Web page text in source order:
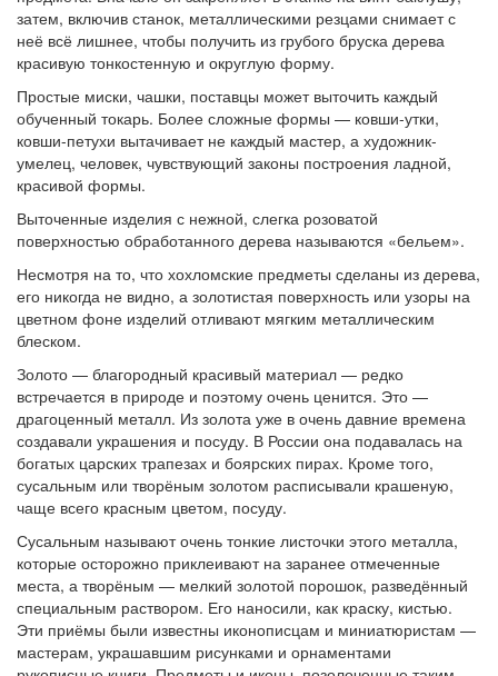
затем, включив станок, металлическими резцами снимает с
неё всё лишнее, чтобы получить из грубого бруска дерева
красивую тонкостенную и округлую форму.
Простые миски, чашки, поставцы может выточить каждый
обученный токарь. Более сложные формы — ковши-утки,
ковши-петухи вытачивает не каждый мастер, а художник-
умелец, человек, чувствующий законы построения ладной,
красивой формы.
Выточенные изделия с нежной, слегка розоватой
поверхностью обработанного дерева называются «бельем».
Несмотря на то, что хохломские предметы сделаны из дерева,
его никогда не видно, а золотистая поверхность или узоры на
цветном фоне изделий отливают мягким металлическим
блеском.
Золото — благородный красивый материал — редко
встречается в природе и поэтому очень ценится. Это —
драгоценный металл. Из золота уже в очень давние времена
создавали украшения и посуду. В России она подавалась на
богатых царских трапезах и боярских пирах. Кроме того,
сусальным или творёным золотом расписывали крашеную,
чаще всего красным цветом, посуду.
Сусальным называют очень тонкие листочки этого металла,
которые осторожно приклеивают на заранее отмеченные
места, а творёным — мелкий золотой порошок, разведённый
специальным раствором. Его наносили, как краску, кистью.
Эти приёмы были известны иконописцам и миниатюристам —
мастерам, украшавшим рисунками и орнаментами